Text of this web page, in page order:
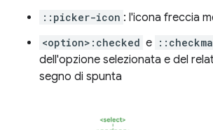
::picker-icon : l'icona freccia
<option>:checked e
dell'opzione selezionata e del
segno di spunta